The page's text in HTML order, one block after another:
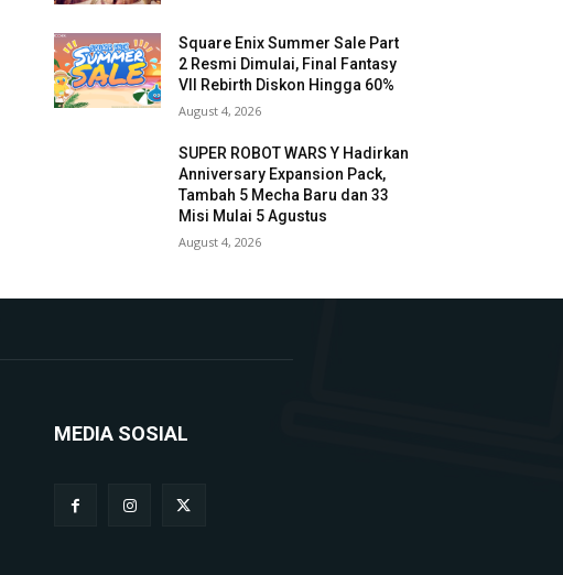
Square Enix Summer Sale Part
2 Resmi Dimulai, Final Fantasy
VII Rebirth Diskon Hingga 60%
August 4, 2026
SUPER ROBOT WARS Y Hadirkan
Anniversary Expansion Pack,
Tambah 5 Mecha Baru dan 33
Misi Mulai 5 Agustus
August 4, 2026
MEDIA SOSIAL